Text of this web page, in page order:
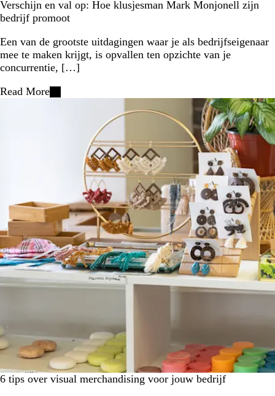
Verschijn en val op: Hoe klusjesman Mark Monjonell zijn
bedrijf promoot
Een van de grootste uitdagingen waar je als bedrijfseigenaar
mee te maken krijgt, is opvallen ten opzichte van je
concurrentie, […]
Read More
6 tips over visual merchandising voor jouw bedrijf